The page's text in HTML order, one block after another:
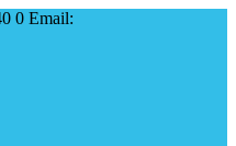
0 Email: